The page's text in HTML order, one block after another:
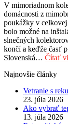
V mimoriadnom
domácnosti z
poukážky v
bolo možné na
slnečných
končí a keďže časť
Slovenská… Čítať
Najnovšie články
Vetranie s
23. júla 2026
Ako vybrať
13. júla 2026